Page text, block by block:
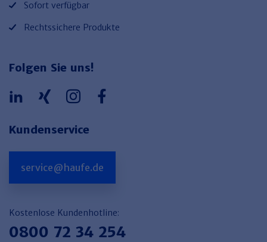
Sofort verfügbar
Rechtssichere Produkte
Folgen Sie uns!
Kundenservice
service@haufe.de
Kostenlose Kundenhotline:
0800 72 34 254